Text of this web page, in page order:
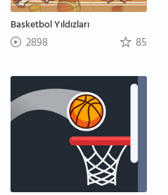
Basketbol Yıldızları
2898 85